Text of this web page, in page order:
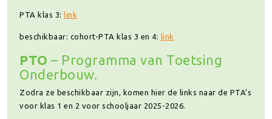
PTA klas 3: link
beschikbaar: cohort-PTA klas 3 en 4: link
PTO – Programma van Toetsing
Onderbouw.
Zodra ze beschikbaar zijn, komen hier de links naar de PTA’s
voor klas 1 en 2 voor schooljaar 2025-2026.